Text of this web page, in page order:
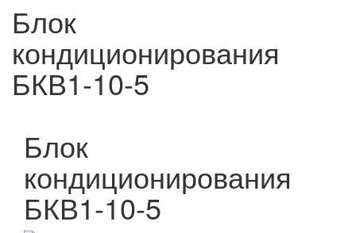
Блок
кондиционирования
БКВ1-10-5
Блок
кондиционирования
БКВ1-10-5